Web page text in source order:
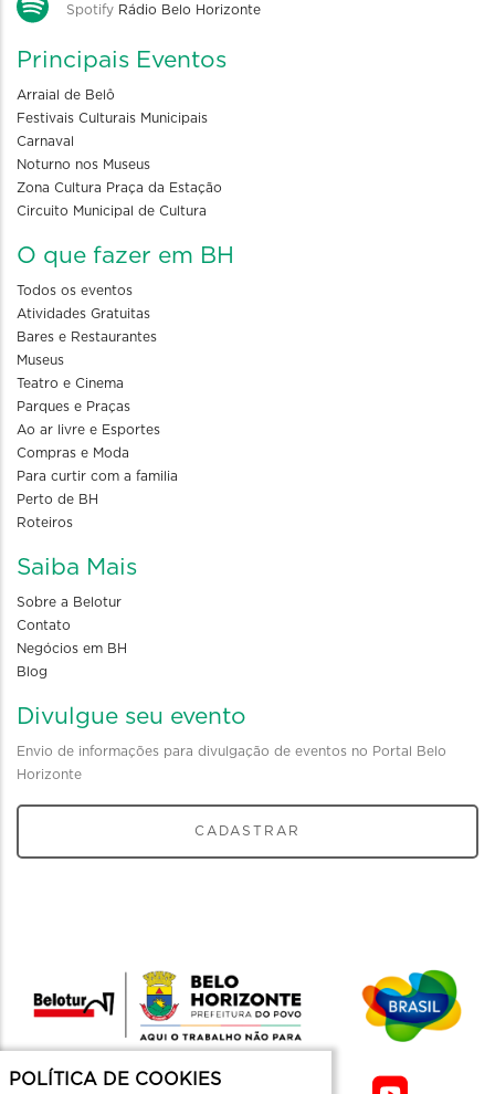
Spotify Rádio Belo Horizonte
Principais Eventos
Arraial de Belô
Festivais Culturais Municipais
Carnaval
Noturno nos Museus
Zona Cultura Praça da Estação
Circuito Municipal de Cultura
O que fazer em BH
Todos os eventos
Atividades Gratuitas
Bares e Restaurantes
Museus
Teatro e Cinema
Parques e Praças
Ao ar livre e Esportes
Compras e Moda
Para curtir com a familia
Perto de BH
Roteiros
Saiba Mais
Sobre a Belotur
Contato
Negócios em BH
Blog
Divulgue seu evento
Envio de informações para divulgação de eventos no Portal Belo
Horizonte
CADASTRAR
POLÍTICA DE COOKIES